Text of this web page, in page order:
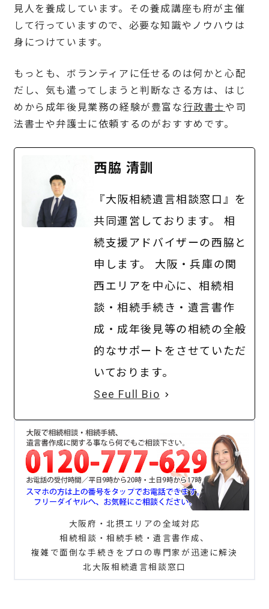
見人を養成しています。その養成講座も府が主催
して行っていますので、必要な知識やノウハウは
身につけています。
もっとも、ボランティアに任せるのは何かと心配
だし、気も遣ってしまうと判断なさる方は、はじ
めから成年後見業務の経験が豊富な行政書士や司
法書士や弁護士に依頼するのがおすすめです。
西脇 清訓
『大阪相続遺言相談窓口』を
共同運営しております。 相
続支援アドバイザーの西脇と
申します。 大阪・兵庫の関
西エリアを中心に、相続相
談・相続手続き・遺言書作
成・成年後見等の相続の全般
的なサポートをさせていただ
いております。
See Full Bio
大阪府・北摂エリアの全域対応
相続相談・相続手続・遺言書作成、
複雑で面倒な手続きをプロの専門家が迅速に解決
北大阪相続遺言相談窓口